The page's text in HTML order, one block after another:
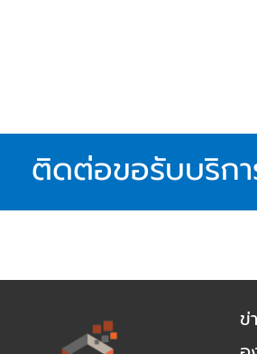
ติดต่อขอรับบริก
ข่